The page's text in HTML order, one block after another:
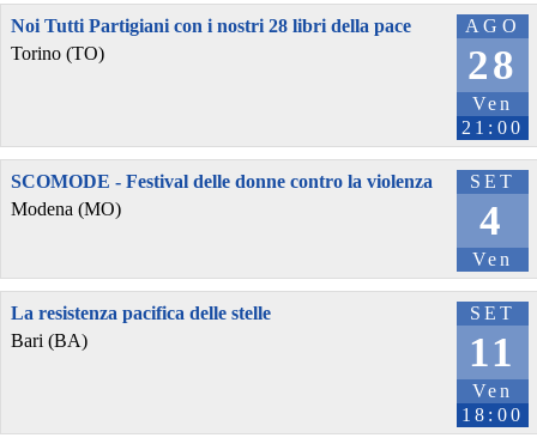
AGO
28
Ven
21:00
Noi Tutti Partigiani con i nostri 28 libri della pace
Torino (TO)
SET
4
Ven
SCOMODE - Festival delle donne contro la violenza
Modena (MO)
SET
11
Ven
18:00
La resistenza pacifica delle stelle
Bari (BA)